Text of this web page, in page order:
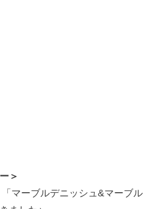
＞
マーブルデニッシュ&マーブル